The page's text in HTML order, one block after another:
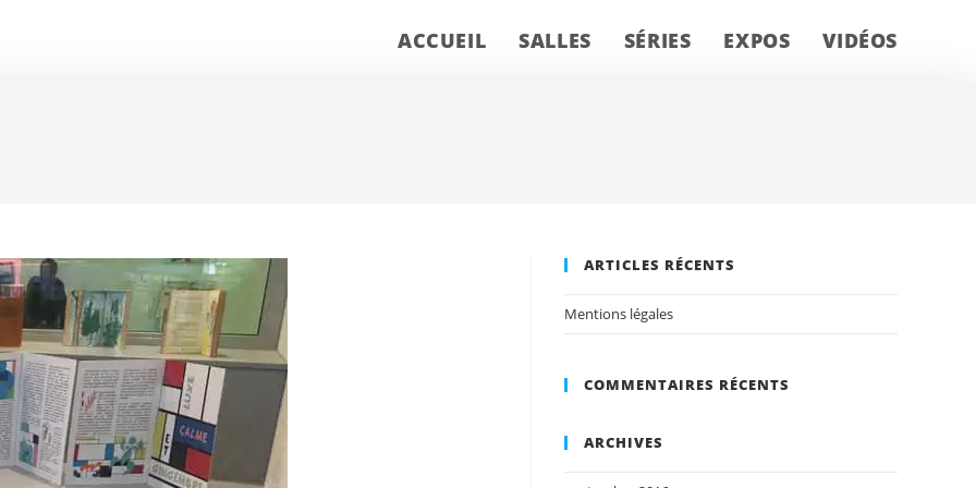
ACCUEIL SALLES SÉRIES EXPOS VIDÉOS
ARTICLES RÉCENTS
Mentions légales
COMMENTAIRES RÉCENTS
ARCHIVES